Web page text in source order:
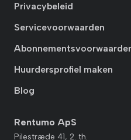
Privacybeleid
Servicevoorwaarden
Huurdersprofiel maken
Blog
Rentumo ApS
Pilestræde 41, 2. th.